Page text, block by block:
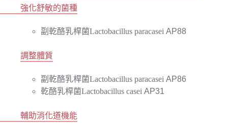
強化舒敏的菌種
副乾酪乳桿菌Lactobacillus paracasei AP88
調整體質
副乾酪乳桿菌Lactobacillus paracasei AP86
乾酪乳桿菌Lactobacillus casei AP31
輔助消化道機能